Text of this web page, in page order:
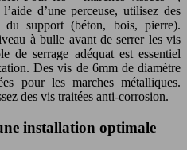
d’une perceuse, utilisez des
support (béton, bois, pierre).
à bulle avant de serrer les vis
de serrage adéquat est essentiel
Des vis de 6mm de diamètre
pour les marches métalliques.
des vis traitées anti-corrosion.
installation optimale